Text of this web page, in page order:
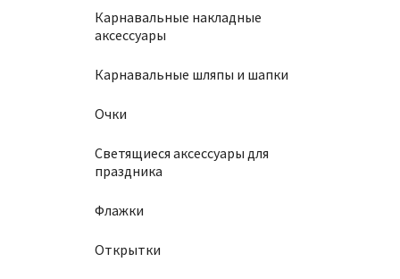
Карнавальные накладные
аксессуары
Карнавальные шляпы и шапки
Очки
Светящиеся аксессуары для
праздника
Флажки
Открытки